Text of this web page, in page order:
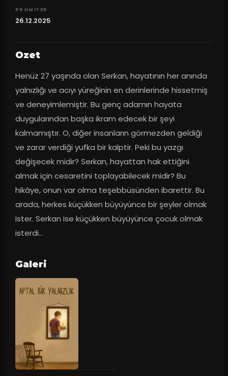
PROMIYER
26.12.2025
Ozet
Henüz 27 yaşında olan Serkan, hayatının her anında
yalnızlığı ve acıyı yüreğinin en derinlerinde hissetmiş
ve deneyimlemiştir. Bu genç adamın hayata
duygularından başka ikram edecek bir şeyi
kalmamıştır. O, diğer insanların görmezden geldiği
ve zarar verdiği yufka bir kalptir. Peki bu yazgı
değişecek midir? Serkan, hayattan hak ettiğini
almak için cesaretini toplayabilecek midir? Bu
hikâye, onun var olma teşebbüsünden ibarettir. Bu
arada, herkes küçükken büyüyünce bir şeyler olmak
ister. Serkan ise küçükken büyüyünce çocuk olmak
isterdi…
Galeri